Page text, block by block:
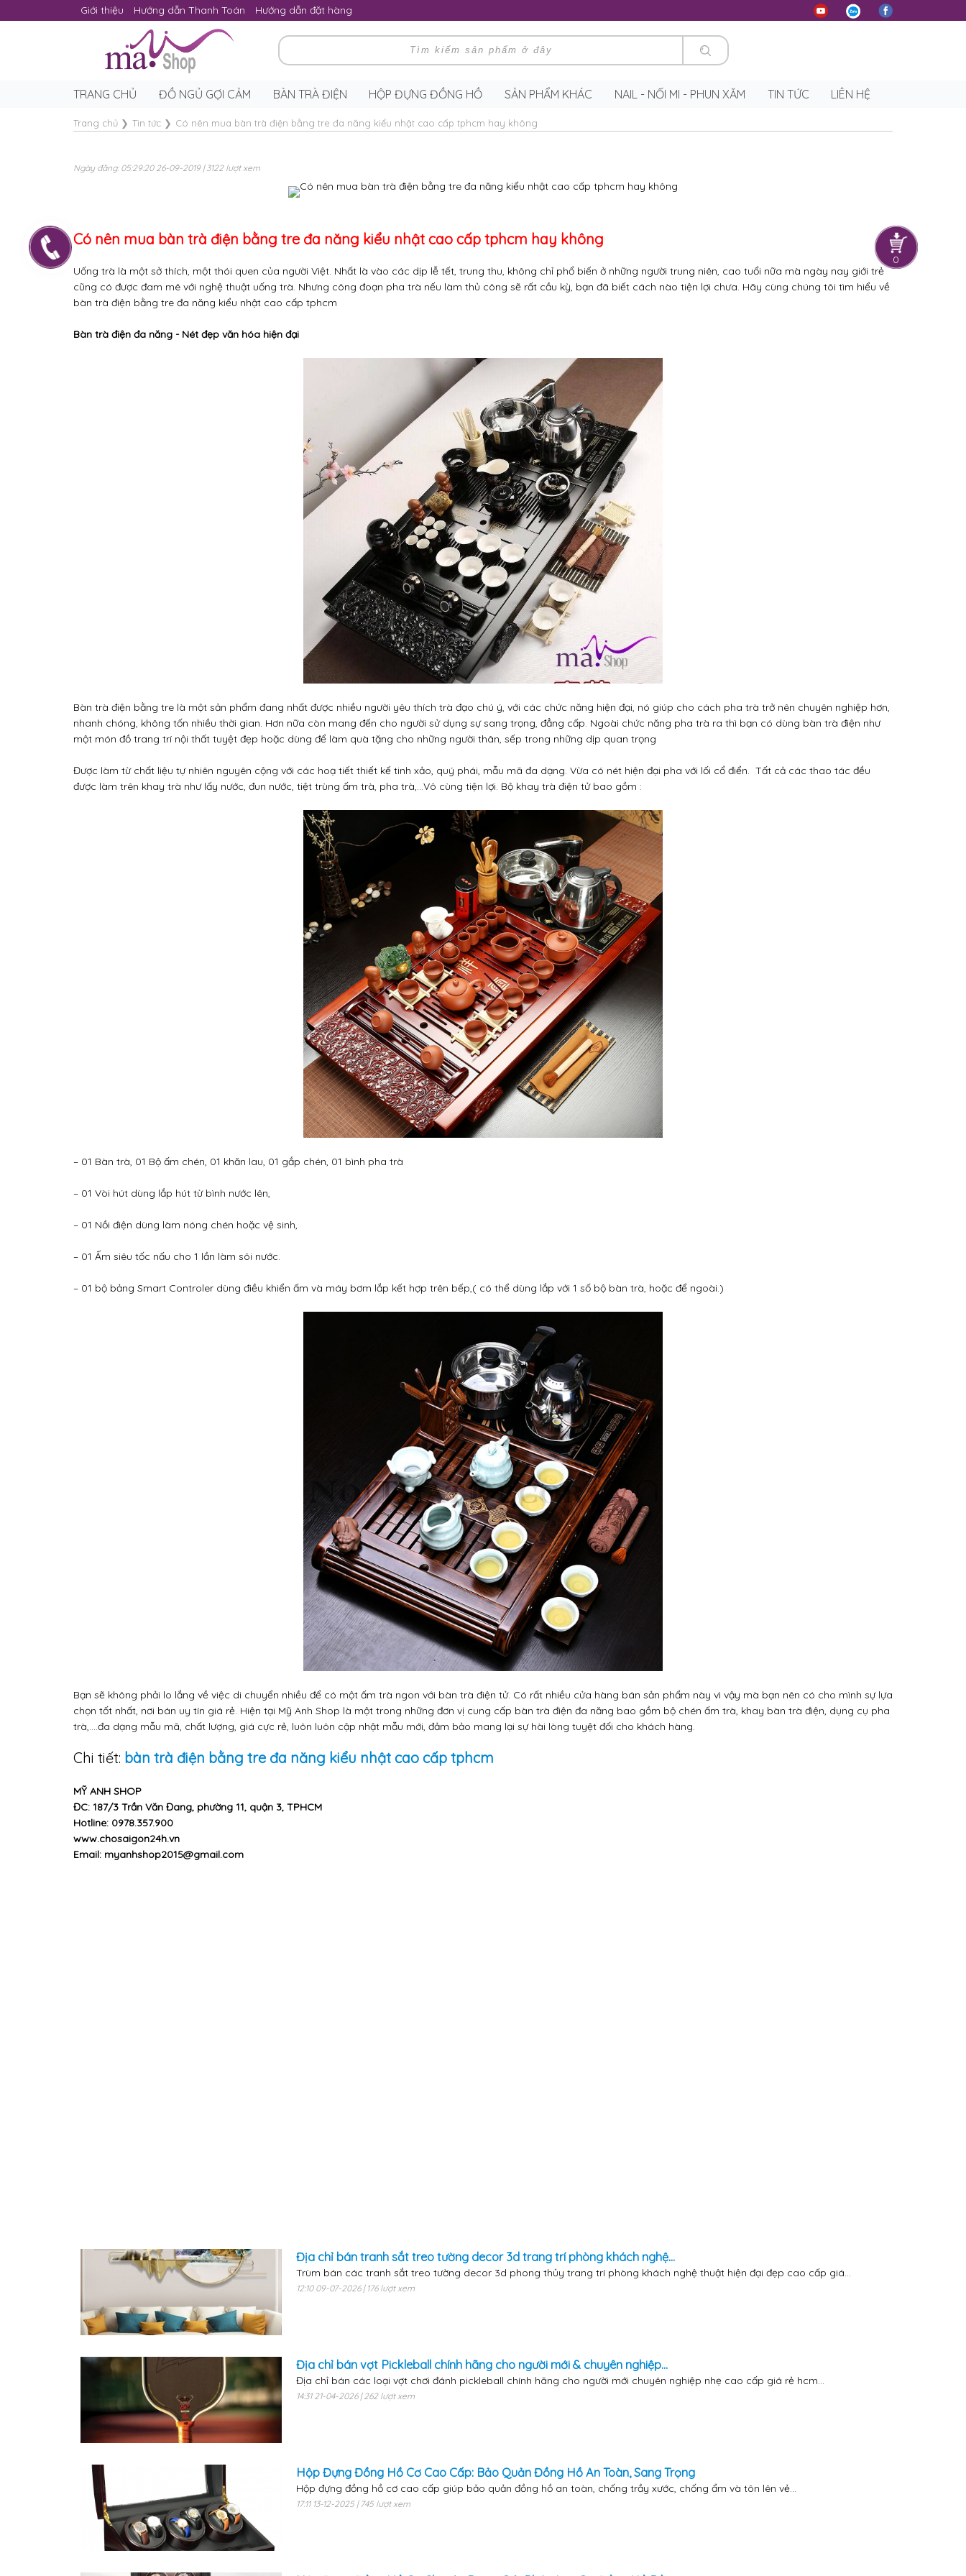
Giới thiệu Hướng dẫn Thanh Toán Hướng dẫn đặt hàng
0
TRANG CHỦ ĐỒ NGỦ GỢI CẢM BÀN TRÀ ĐIỆN HỘP ĐỰNG ĐỒNG HỒ SẢN PHẨM KHÁC NAIL - NỐI MI - PHUN XĂM TIN TỨC LIÊN HỆ
Trang chủ ❯ Tin tức ❯ Có nên mua bàn trà điện bằng tre đa năng kiểu nhật cao cấp tphcm hay không
Ngày đăng: 05:29:20 26-09-2019 | 3122 lượt xem
Có nên mua bàn trà điện bằng tre đa năng kiểu nhật cao cấp tphcm hay không
Uống trà là một sở thích, một thói quen của người Việt. Nhất là vào các dịp lễ tết, trung thu, không chỉ phổ biến ở những người trung niên, cao tuổi nữa mà ngày nay giới trẻ
cũng có được đam mê với nghệ thuật uống trà. Nhưng công đoạn pha trà nếu làm thủ công sẽ rất cầu kỳ, bạn đã biết cách nào tiện lợi chưa. Hãy cùng chúng tôi tìm hiểu về
bàn trà điện bằng tre đa năng kiểu nhật cao cấp tphcm
Bàn trà điện đa năng - Nét đẹp văn hóa hiện đại
Bàn trà điện bằng tre là một sản phẩm đang nhất được nhiều người yêu thích trà đạo chú ý, với các chức năng hiện đại, nó giúp cho cách pha trà trở nên chuyên nghiệp hơn,
nhanh chóng, không tốn nhiều thời gian. Hơn nữa còn mang đến cho người sử dụng sự sang trọng, đẳng cấp. Ngoài chức năng pha trà ra thì bạn có dùng bàn trà điện như
một món đồ trang trí nội thất tuyệt đẹp hoặc dùng để làm quà tặng cho những người thân, sếp trong những dịp quan trọng
Được làm từ chất liệu tự nhiên nguyên cộng với các hoạ tiết thiết kế tinh xảo, quý phái, mẫu mã đa dạng. Vừa có nét hiện đại pha với lối cổ điển. Tất cả các thao tác đều
được làm trên khay trà như lấy nước, đun nước, tiệt trùng ấm trà, pha trà,...Vô cùng tiện lợi. Bộ khay trà điện tử bao gồm :
– 01 Bàn trà, 01 Bộ ấm chén, 01 khăn lau, 01 gắp chén, 01 bình pha trà
– 01 Vòi hút dùng lắp hút từ bình nước lên,
– 01 Nồi điện dùng làm nóng chén hoặc vệ sinh,
– 01 Ấm siêu tốc nấu cho 1 lần làm sôi nước.
– 01 bộ bảng Smart Controler dùng điều khiển ấm và máy bơm lắp kết hợp trên bếp,( có thể dùng lắp với 1 số bộ bàn trà, hoặc để ngoài.)
Bạn sẽ không phải lo lắng về việc di chuyển nhiều để có một ấm trà ngon với bàn trà điện tử. Có rất nhiều cửa hàng bán sản phẩm này vì vậy mà bạn nên có cho mình sự lựa
chọn tốt nhất, nơi bán uy tín giá rẻ. Hiện tại Mỹ Anh Shop là một trong những đơn vị cung cấp bàn trà điện đa năng bao gồm bộ chén ấm trà, khay bàn trà điện, dụng cụ pha
trà,....đa dạng mẫu mã, chất lượng, giá cực rẻ, luôn luôn cập nhật mẫu mới, đảm bảo mang lại sự hài lòng tuyệt đối cho khách hàng.
Chi tiết: bàn trà điện bằng tre đa năng kiểu nhật cao cấp tphcm​
MỸ ANH SHOP
ĐC: 187/3 Trần Văn Đang, phường 11, quận 3, TPHCM
Hotline: 0978.357.900
www.chosaigon24h.vn
Email: myanhshop2015@gmail.com
Địa chỉ bán tranh sắt treo tường decor 3d trang trí phòng khách nghệ...
Trùm bán các tranh sắt treo tường decor 3d phong thủy trang trí phòng khách nghệ thuật hiện đại đẹp cao cấp giá...
12:10 09-07-2026 | 176 lượt xem
Địa chỉ bán vợt Pickleball chính hãng cho người mới & chuyên nghiệp...
Địa chỉ bán các loại vợt chơi đánh pickleball chính hãng cho người mới chuyên nghiệp nhẹ cao cấp giá rẻ hcm...
14:31 21-04-2026 | 262 lượt xem
Hộp Đựng Đồng Hồ Cơ Cao Cấp: Bảo Quản Đồng Hồ An Toàn, Sang Trọng
Hộp đựng đồng hồ cơ cao cấp giúp bảo quản đồng hồ an toàn, chống trầy xước, chống ẩm và tôn lên vẻ...
17:11 13-12-2025 | 745 lượt xem